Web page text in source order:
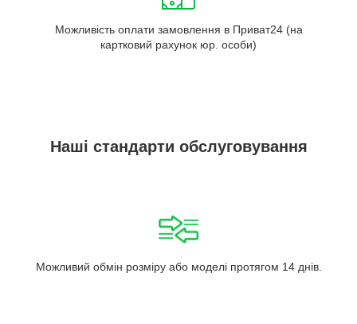
Можливість оплати замовлення в Приват24 (на
картковий рахунок юр. особи)
Наші стандарти обслуговування
Можливий обмін розміру або моделі протягом 14 днів.